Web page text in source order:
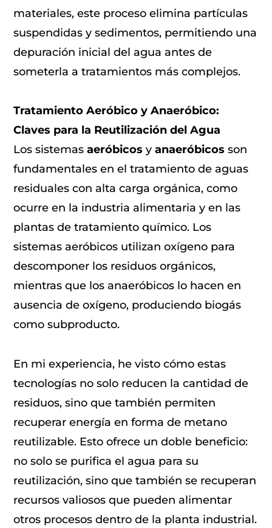
materiales, este proceso elimina partículas
suspendidas y sedimentos, permitiendo una
depuración inicial del agua antes de
someterla a tratamientos más complejos.
Tratamiento Aeróbico y Anaeróbico:
Claves para la Reutilización del Agua
Los sistemasaeróbicos yanaeróbicos son
fundamentales en el tratamiento de aguas
residuales con alta carga orgánica, como
ocurre en la industria alimentaria y en las
plantas de tratamiento químico. Los
sistemas aeróbicos utilizan oxígeno para
descomponer los residuos orgánicos,
mientras que los anaeróbicos lo hacen en
ausencia de oxígeno, produciendo biogás
como subproducto.
En mi experiencia, he visto cómo estas
tecnologías no solo reducen la cantidad de
residuos, sino que también permiten
recuperar energía en forma de metano
reutilizable. Esto ofrece un doble beneficio:
no solo se purifica el agua para su
reutilización, sino que también se recuperan
recursos valiosos que pueden alimentar
otros procesos dentro de la planta industrial.